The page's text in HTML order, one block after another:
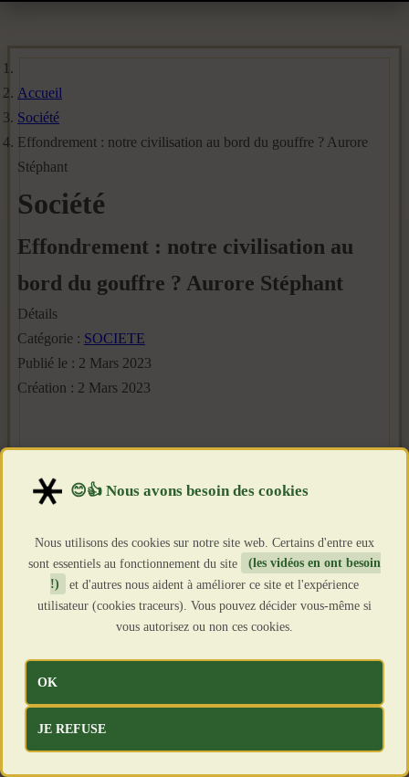
Accueil
Société
Effondrement : notre civilisation au bord du gouffre ? Aurore
Stéphant
Société
Effondrement : notre civilisation au
bord du gouffre ? Aurore Stéphant
Détails
Catégorie : SOCIETE
Publié le : 2 Mars 2023
Création : 2 Mars 2023
Nous utilisons des cookies sur notre site web. Certains d'entre eux
sont essentiels au fonctionnement du site
(les vidéos en ont besoin
!)
et d'autres nous aident à améliorer ce site et l'expérience
utilisateur (cookies traceurs). Vous pouvez décider vous-même si
vous autorisez ou non ces cookies.
OK
JE REFUSE